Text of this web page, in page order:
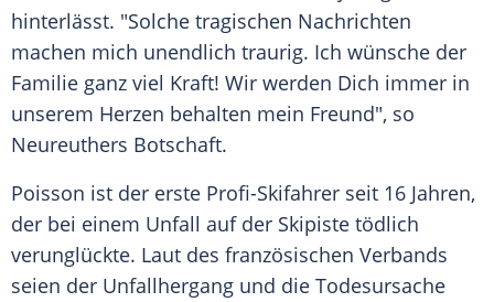
hinterlässt. "Solche tragischen Nachrichten
machen mich unendlich traurig. Ich wünsche der
Familie ganz viel Kraft! Wir werden Dich immer in
unserem Herzen behalten mein Freund", so
Neureuthers Botschaft.
Poisson ist der erste Profi-Skifahrer seit 16 Jahren,
der bei einem Unfall auf der Skipiste tödlich
verunglückte. Laut des französischen Verbands
seien der Unfallhergang und die Todesursache